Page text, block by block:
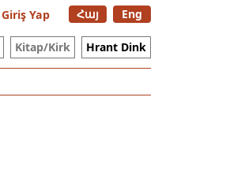
Giriş Yap Հայ Eng
Kitap/Kirk Hrant Dink